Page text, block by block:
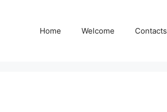
Home Welcome Contacts